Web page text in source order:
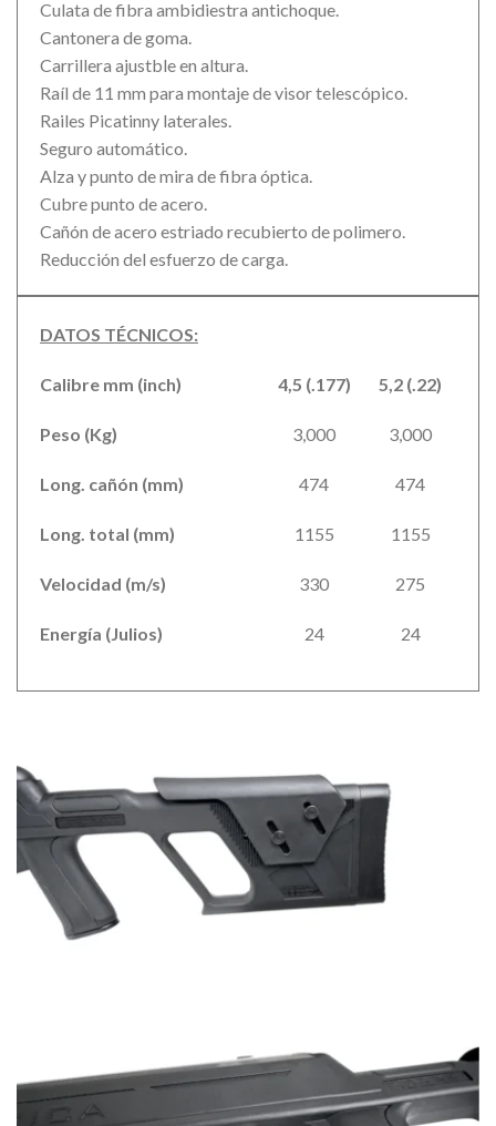
Culata de fibra ambidiestra antichoque.
Cantonera de goma.
Carrillera ajustble en altura.
Raíl de 11 mm para montaje de visor telescópico.
Railes Picatinny laterales.
Seguro automático.
Alza y punto de mira de fibra óptica.
Cubre punto de acero.
Cañón de acero estriado recubierto de polimero.
Reducción del esfuerzo de carga.
DATOS TÉCNICOS:
Calibre mm (inch) 4,5 (.177) 5,2 (.22)
Peso (Kg) 3,000 3,000
Long. cañón (mm) 474 474
Long. total (mm) 1155 1155
Velocidad (m/s) 330 275
Energía (Julios) 24 24